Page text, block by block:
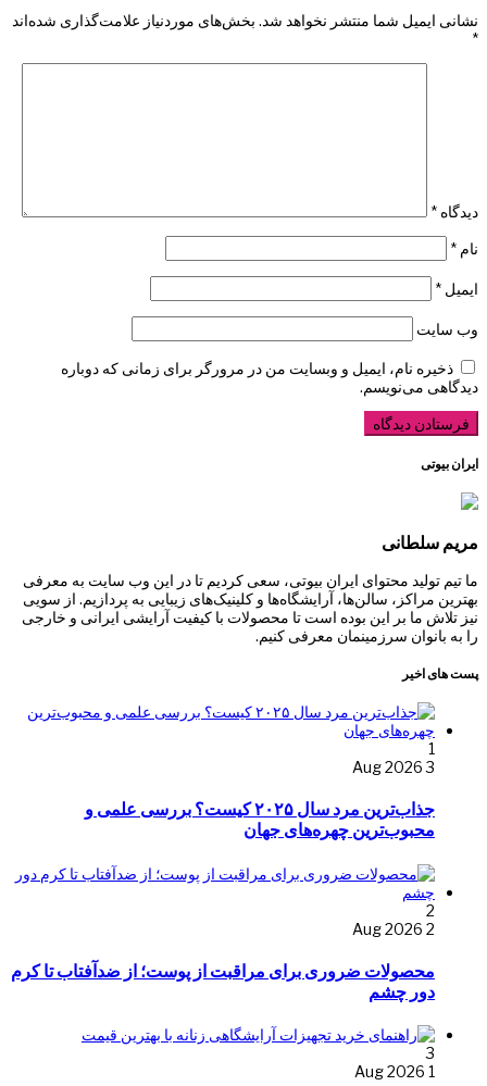
نشانی ایمیل شما منتشر نخواهد شد. بخش‌های موردنیاز علامت‌گذاری شده‌اند
*
دیدگاه *
نام *
ایمیل *
وب‌ سایت
ذخیره نام، ایمیل و وبسایت من در مرورگر برای زمانی که دوباره
دیدگاهی می‌نویسم.
ایران بیوتی
مریم سلطانی
ما تیم تولید محتوای ایران بیوتی، سعی کردیم تا در این وب سایت به معرفی
بهترین مراکز، سالن‌ها، آرایشگاه‌ها و کلینیک‌های زیبایی به پردازیم. از سویی
نیز تلاش ما بر این بوده است تا محصولات با کیفیت آرایشی ایرانی و خارجی
را به بانوان سرزمینمان معرفی کنیم.
پست های اخیر
1
3 Aug 2026
جذاب‌ترین مرد سال ۲۰۲۵ کیست؟ بررسی علمی و
محبوب‌ترین چهره‌های جهان
2
2 Aug 2026
محصولات ضروری برای مراقبت از پوست؛ از ضدآفتاب تا کرم
دور چشم
3
1 Aug 2026